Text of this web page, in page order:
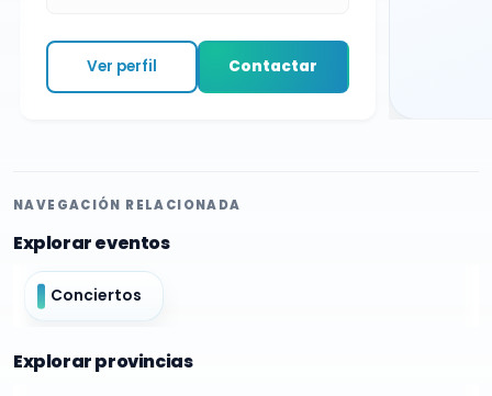
Ver perfil Contactar
NAVEGACIÓN RELACIONADA
Explorar eventos
Conciertos
Explorar provincias